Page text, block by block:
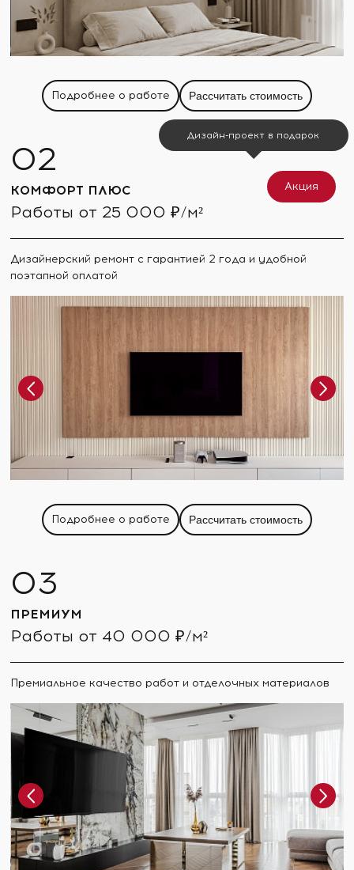
Подробнее о работе Рассчитать стоимость
КОМФОРТ ПЛЮС
Работы от 25 000 ₽/м²
Дизайнерский ремонт с гарантией 2 года и удобной
поэтапной оплатой
Подробнее о работе Рассчитать стоимость
Акция
Дизайн-проект в подарок
ПРЕМИУМ
Работы от 40 000 ₽/м²
Премиальное качество работ и отделочных материалов